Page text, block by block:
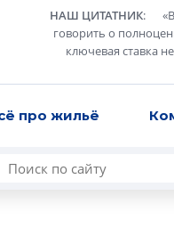
НАШ ЦИТАТНИК: «
говорить о
ключевая ставка
про жильё